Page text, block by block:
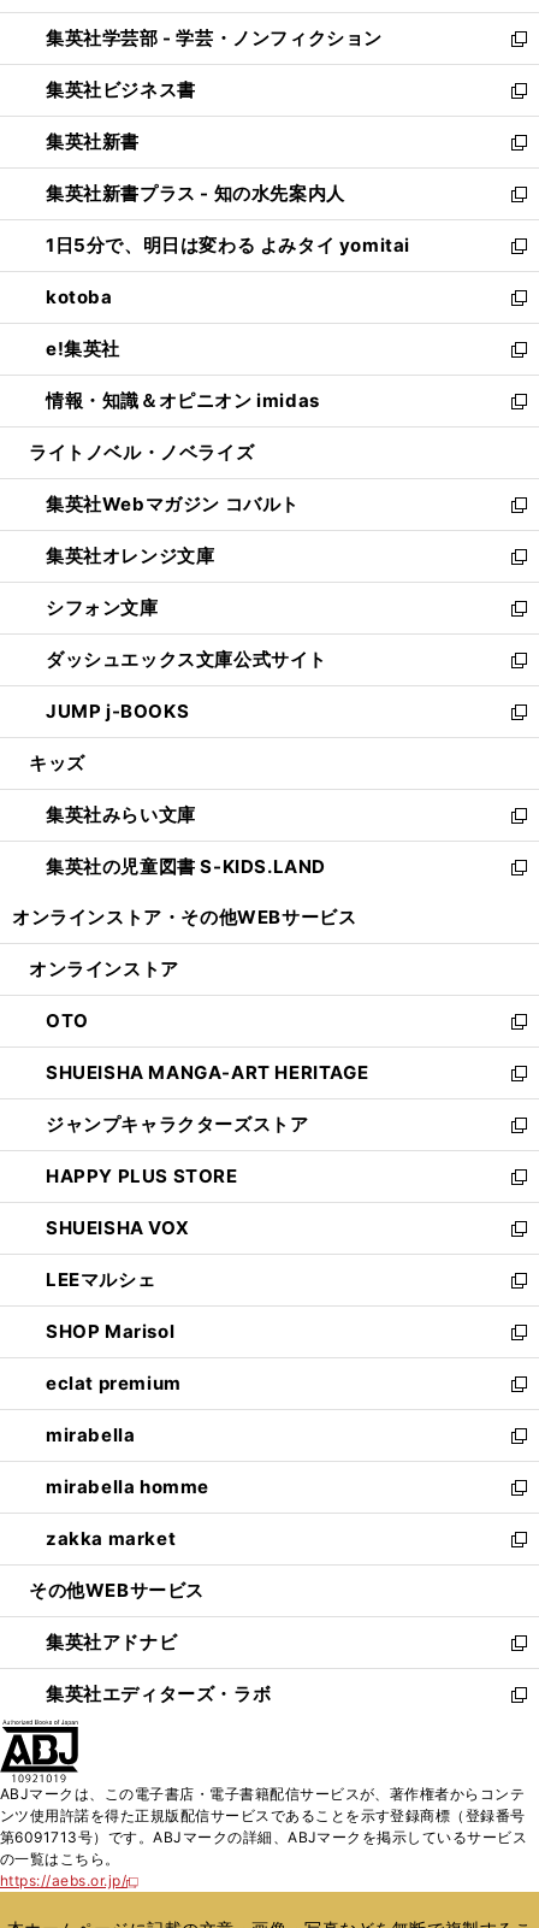
開
く
ウ
で
開
く
ン
ド
ウ
で
開
く
ウ
ィ
ン
ド
ウ
で
開
く
集英社学芸部 - 学芸・ノンフィクション
新
し
い
ウ
ィ
ン
ド
ウ
で
開
く
集英社ビジネス書
新
し
い
ウ
ィ
ン
ド
ウ
で
開
く
集英社新書
新
し
い
ウ
ィ
ン
ド
ウ
で
開
く
集英社新書プラス - 知の水先案内人
新
し
い
ウ
ィ
ン
ド
ウ
で
開
1日5分で、明日は変わる よみタイ yomitai
新
し
い
ウ
ィ
ン
ド
ウ
開
く
kotoba
新
し
い
ウ
ィ
ン
ウ
で
開
く
e!集英社
新
し
い
ウ
ン
ド
ウ
で
開
く
情報・知識＆オピニオン imidas
新
し
ウ
ィ
ン
ド
ウ
で
開
く
ライトノベル・ノベライズ
集英社Webマガジン コバルト
新
し
い
ウ
ィ
ン
ド
ウ
で
開
集英社オレンジ文庫
新
し
い
ウ
ィ
ン
ド
ウ
開
く
シフォン文庫
新
し
い
ウ
ィ
ン
ウ
で
開
く
ダッシュエックス文庫公式サイト
新
し
い
ウ
ン
ド
ウ
で
JUMP j-BOOKS
新
し
ウ
ィ
ン
ド
開
キッズ
集英社みらい文庫
新
し
い
ン
ウ
で
開
く
集英社の児童図書 S-KIDS.LAND
新
ウ
ン
ド
ウ
で
開
く
オンラインストア・ その他WEBサービス
オンラインストア
OTO
新
し
い
ウ
ィ
ン
ド
ウ
で
開
く
SHUEISHA MANGA-ART HERITAGE
新
し
い
ウ
ィ
ン
ド
ウ
で
開
く
ジャンプキャラクターズストア
新
し
い
ウ
ィ
ン
ド
ウ
で
開
く
HAPPY PLUS STORE
新
し
い
ウ
ィ
ン
ド
ウ
で
開
く
SHUEISHA VOX
新
し
い
ウ
ィ
ン
ド
ウ
で
開
く
LEEマルシェ
新
し
い
ウ
ィ
ン
ド
ウ
で
開
く
SHOP Marisol
新
し
い
ウ
ィ
ン
ド
ウ
で
開
eclat premium
新
し
い
ウ
ィ
ン
ド
ウ
開
く
mirabella
新
し
い
ウ
ィ
ン
ウ
で
開
く
mirabella homme
新
し
い
ウ
ン
ド
ウ
で
zakka market
新
し
ウ
ィ
ン
ド
く
その他WEBサービス
集英社アドナビ
新
し
い
ド
ウ
で
集英社エディターズ・ラボ
新
ィ
ン
ABJマークは、この電子書店・電子書籍配信サービスが、著作権者からコンテ
ンツ使用許諾を得た正規版配信サービスであることを示す登録商標（登録番号
第6091713号）です。ABJマークの詳細、ABJマークを掲示しているサービス
の一覧はこちら。
https://aebs.or.jp/
新
い